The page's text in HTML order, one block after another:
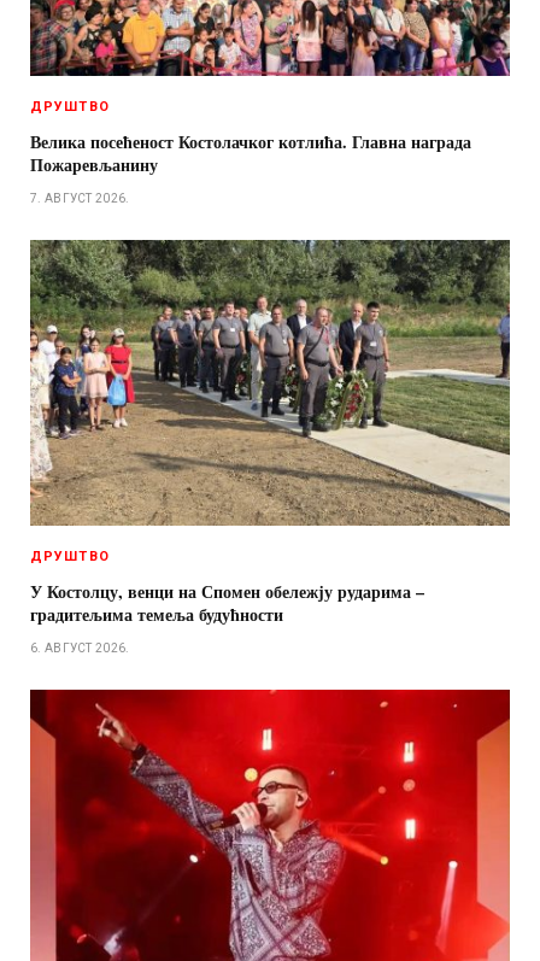
ДРУШТВО
Велика посећеност Костолачког котлића. Главна награда
Пожаревљанину
7. АВГУСТ 2026.
ДРУШТВО
У Костолцу, венци на Спомен обележју рударима –
градитељима темеља будућности
6. АВГУСТ 2026.